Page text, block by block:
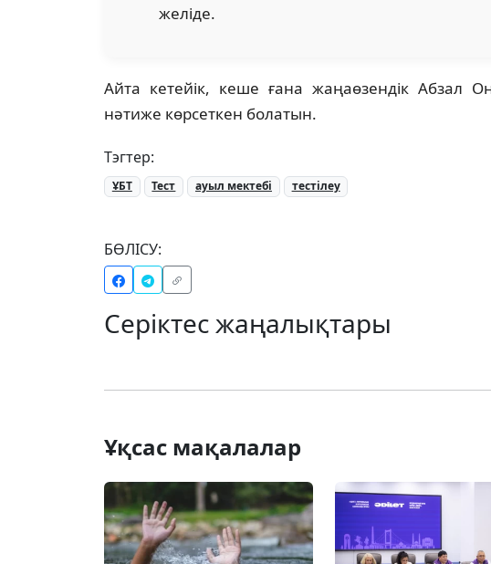
желіде.
Айта кетейік, кеше ғана жаңаөзендік Абзал
нәтиже көрсеткен болатын.
Тэгтер:
ҰБТ Тест ауыл мектебі тестілеу
БӨЛІСУ:
Серіктес жаңалықтары
Ұқсас мақалалар